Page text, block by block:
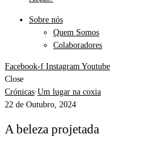
Sobre nós
Quem Somos
Colaboradores
Facebook-f Instagram Youtube
Close
Crónicas·Um lugar na coxia
22 de Outubro, 2024
A beleza projetada